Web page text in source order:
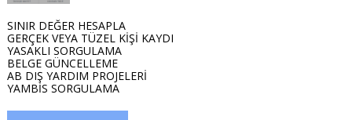
SINIR DEĞER HESAPLA
GERÇEK VEYA TÜZEL KİŞİ KAYDI
YASAKLI SORGULAMA
BELGE GÜNCELLEME
AB DIŞ YARDIM PROJELERİ
YAMBİS SORGULAMA